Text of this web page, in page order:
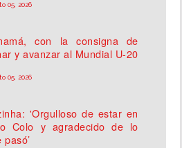
05, 2026
con la consigna de
y avanzar al Mundial U-20
05, 2026
'Orgulloso de estar en
Colo y agradecido de lo
pasó’